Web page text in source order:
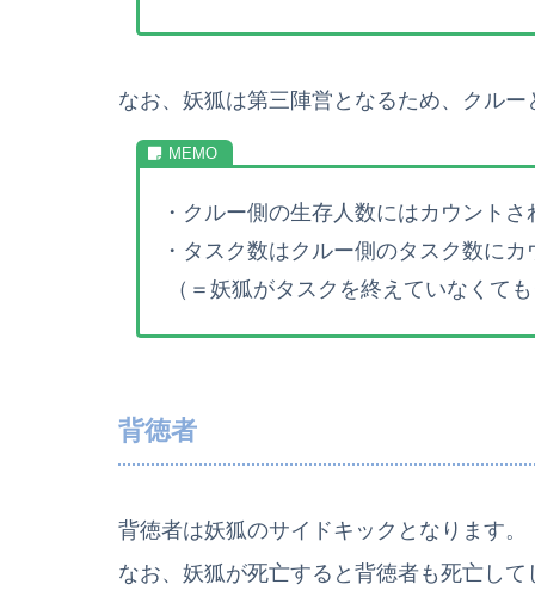
なお、妖狐は第三陣営となるため、クル
・クルー側の生存人数にはカウントさ
・タスク数はクルー側のタスク数に
（＝妖狐がタスクを終えていなくて
背徳者
背徳者は妖狐のサイドキックとなります。
なお、妖狐が死亡すると背徳者も死亡して